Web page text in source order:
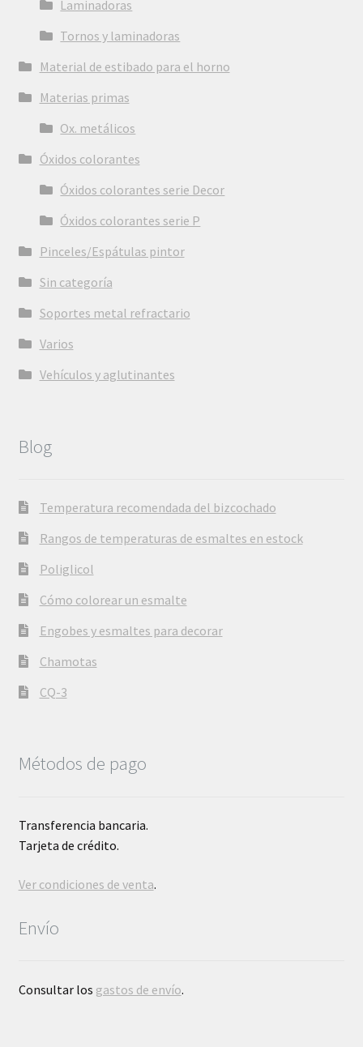
Laminadoras
Tornos y laminadoras
Material de estibado para el horno
Materias primas
Ox. metálicos
Óxidos colorantes
Óxidos colorantes serie Decor
Óxidos colorantes serie P
Pinceles/Espátulas pintor
Sin categoría
Soportes metal refractario
Varios
Vehículos y aglutinantes
Blog
Temperatura recomendada del bizcochado
Rangos de temperaturas de esmaltes en estock
Poliglicol
Cómo colorear un esmalte
Engobes y esmaltes para decorar
Chamotas
CQ-3
Métodos de pago
Transferencia bancaria.
Tarjeta de crédito.
Ver condiciones de venta.
Envío
Consultar los gastos de envío.